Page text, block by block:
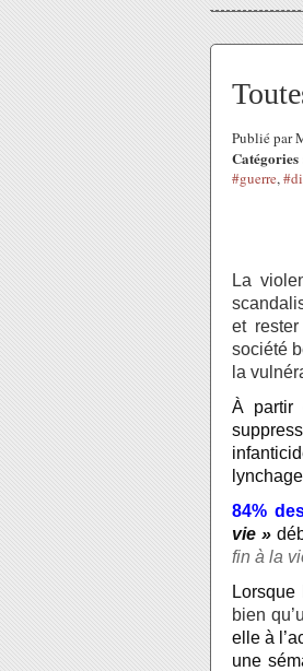
Publié par
Catégories
#guerre,
La
et
société
la
À partir
84%
vie »
fin à la
Lorsque
bien
elle à
une